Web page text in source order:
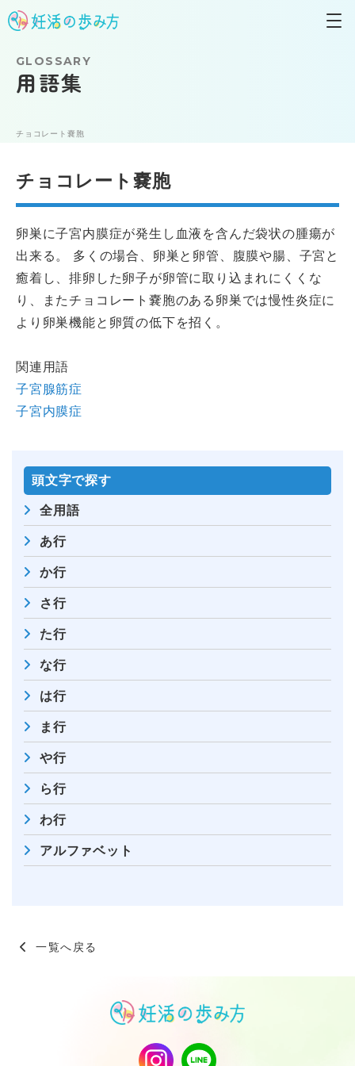
チョコレート嚢胞
GLOSSARY
用語集
チョコレート嚢胞
卵巣に子宮内膜症が発生し血液を含んだ袋状の腫瘍が
出来る。 多くの場合、卵巣と卵管、腹膜や腸、子宮と
癒着し、排卵した卵子が卵管に取り込まれにくくな
り、またチョコレート嚢胞のある卵巣では慢性炎症に
より卵巣機能と卵質の低下を招く。
関連用語
子宮腺筋症
子宮内膜症
頭⽂字で探す
全⽤語
あ行
か行
さ行
た行
な行
は行
ま行
や行
ら行
わ行
アルファベット
一覧へ戻る